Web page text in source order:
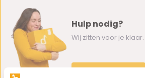
Hulp nodig?
Wij zitten voor je klaar.